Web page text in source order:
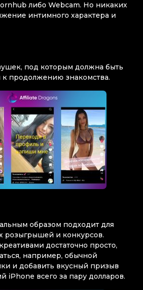
либо Webcam. Но никаких
интимного характера и
под которым должна быть
к продолжению знакомства.
образом подходит для
розыгрышей и конкурсов.
достаточно просто,
например, обычной
и добавить вкусный призыв
iPhone всего за пару долларов.